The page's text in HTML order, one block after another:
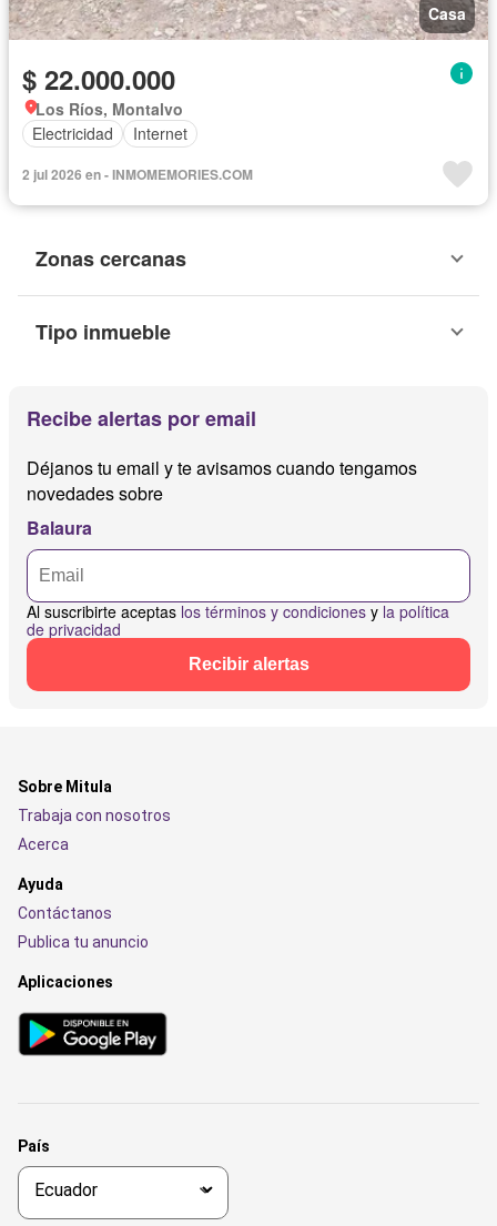
Casa
$ 22.000.000
Los Ríos, Montalvo
Electricidad
Internet
2 jul 2026 en - INMOMEMORIES.COM
Zonas cercanas
Tipo inmueble
Recibe alertas por email
Déjanos tu email y te avisamos cuando tengamos
novedades sobre
Balaura
Al suscribirte aceptas los términos y condiciones y la política
de privacidad
Recibir alertas
Sobre Mitula
Trabaja con nosotros
Acerca
Ayuda
Contáctanos
Publica tu anuncio
Aplicaciones
País